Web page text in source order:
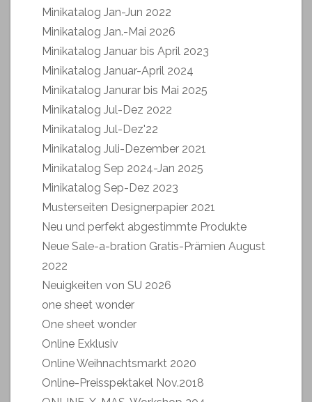
Minikatalog Jan-Jun 2022
Minikatalog Jan.-Mai 2026
Minikatalog Januar bis April 2023
Minikatalog Januar-April 2024
Minikatalog Janurar bis Mai 2025
Minikatalog Jul-Dez 2022
Minikatalog Jul-Dez'22
Minikatalog Juli-Dezember 2021
Minikatalog Sep 2024-Jan 2025
Minikatalog Sep-Dez 2023
Musterseiten Designerpapier 2021
Neu und perfekt abgestimmte Produkte
Neue Sale-a-bration Gratis-Prämien August
2022
Neuigkeiten von SU 2026
one sheet wonder
One sheet wonder
Online Exklusiv
Online Weihnachtsmarkt 2020
Online-Preisspektakel Nov.2018